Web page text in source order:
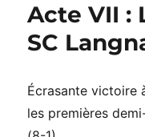
Acte VII :
SC
Écrasante victoire
les premières